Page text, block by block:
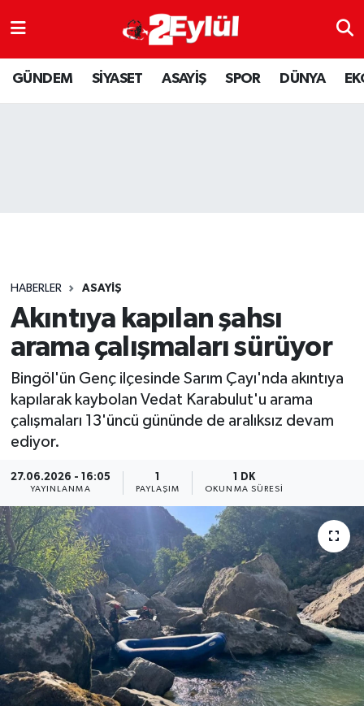
GÜNDEM SİYASET ASAYİŞ SPOR DÜNYA
HABERLER ASAYİŞ
Akıntıya kapılan şahsı
arama çalışmaları sürüyor
Bingöl'ün Genç ilçesinde Sarım Çayı'nda akıntıya
kapılarak kaybolan Vedat Karabulut'u arama
çalışmaları 13'üncü gününde de aralıksız devam
ediyor.
27.06.2026 - 16:05
YAYINLANMA PAYLAŞIM
1 DK
OKUNMA SÜRESI
ASAYİŞ
DÜNYA
SPOR
YAŞAM
Nöbetçi Eczaneler
Hava Durumu
Son Dakika Haberleri
Haber Arşivi